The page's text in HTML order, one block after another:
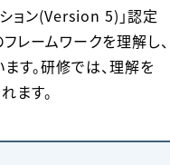
ョン(Version 5)」認定
レームワークを理解し、
す。研修では、理解を
ます。